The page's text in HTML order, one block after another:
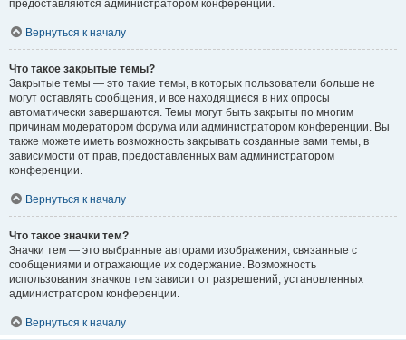
предоставляются администратором конференции.
Вернуться к началу
Что такое закрытые темы?
Закрытые темы — это такие темы, в которых пользователи больше не
могут оставлять сообщения, и все находящиеся в них опросы
автоматически завершаются. Темы могут быть закрыты по многим
причинам модератором форума или администратором конференции. Вы
также можете иметь возможность закрывать созданные вами темы, в
зависимости от прав, предоставленных вам администратором
конференции.
Вернуться к началу
Что такое значки тем?
Значки тем — это выбранные авторами изображения, связанные с
сообщениями и отражающие их содержание. Возможность
использования значков тем зависит от разрешений, установленных
администратором конференции.
Вернуться к началу